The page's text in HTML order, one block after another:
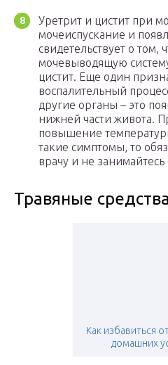
Уретрит и цистит при
мочеиспускание и
свидетельствует о
мочевыводящую
цистит. Еще один
воспалительный
другие органы – это
нижней части живота.
повышение
такие симптомы, то
врачу и не
Травяные
Как избавиться
домашних